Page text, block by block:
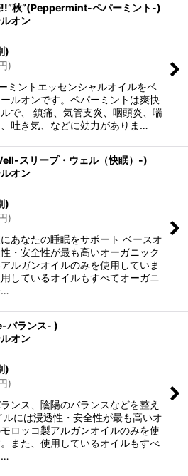
!!”秋”(Peppermint-ペパーミント-)
オン
)
)
ミントエッセンシャルオイルをベ
ルオンです。ペパーミントは爽快
で、 鎮痛、気管支炎、咽頭炎、喘
吐き気、などに効力がありま…
スリープ・ウェル（快眠）-)
オン
)
)
あなたの睡眠をサポート ベースオ
・安全性が最も高いオーガニック
ルガンオイルのみを使用していま
しているオイルもすべてオーガニ
…
バランス- )
オン
)
)
ンス、陰陽のバランスなどを整え
ルには浸透性・安全性が最も高いオ
ロッコ製アルガンオイルのみを使
また、使用しているオイルもすべ
…